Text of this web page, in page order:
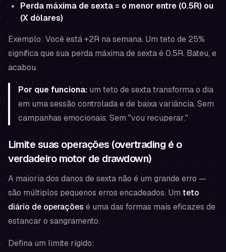
Perda máxima de sexta = o menor entre (0.5R) ou
(X dólares)
Exemplo: Você está +2R na semana. Um teto de 25%
significa que sua perda máxima de sexta é 0.5R. Bateu, e
acabou.
Por que funciona: um teto de sexta transforma o dia
em uma sessão controlada e de baixa variância. Sem
campanhas emocionais. Sem "vou recuperar."
Limite suas operações (overtrading é o
verdadeiro motor de drawdown)
A maioria dos danos de sexta não é um grande erro —
são múltiplos pequenos erros encadeados. Um teto
diário de operações é uma das formas mais eficazes de
estancar o sangramento.
Defina um limite rígido: